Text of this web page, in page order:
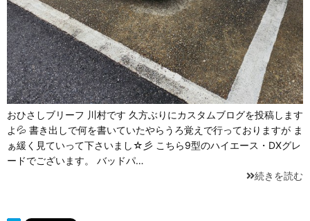
おひさしブリーフ 川村です 久方ぶりにカスタムブログを投稿します
よ💦 書き出しで何を書いていたやらうろ覚えで行っておりますが ま
ぁ緩く見ていって下さいまし☆彡 こちら9型のハイエース・DXグレ
ードでございます。 バッドパ…
続きを読む